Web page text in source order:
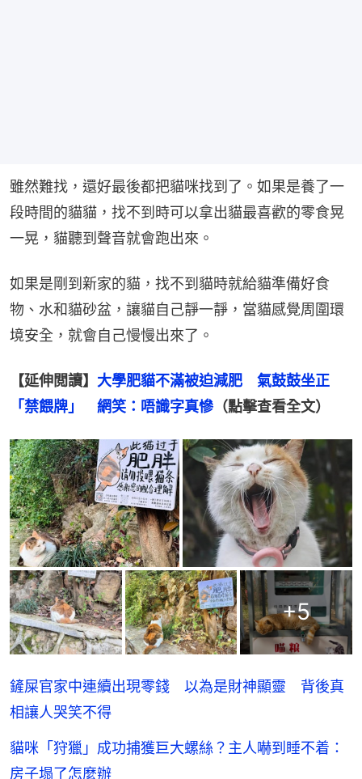
雖然難找，還好最後都把貓咪找到了。如果是養了一
段時間的貓貓，找不到時可以拿出貓最喜歡的零食晃
一晃，貓聽到聲音就會跑出來。
如果是剛到新家的貓，找不到貓時就給貓準備好食
物、水和貓砂盆，讓貓自己靜一靜，當貓感覺周圍環
境安全，就會自己慢慢出來了。
【延伸閲讀】 大學肥貓不滿被迫減肥　氣鼓鼓坐正
「禁餵牌」　網笑：唔識字真慘 （點擊查看全文）
+5
鏟屎官家中連續出現零錢 以為是財神顯靈 背後真
相讓人哭笑不得
貓咪「狩獵」成功捕獲巨大螺絲？主人嚇到睡不着：
房子塌了怎麼辦